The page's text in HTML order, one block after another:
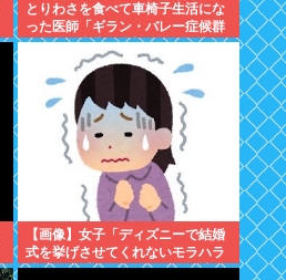
とりわさを食べて車椅子生活にな
った医師「ギラン・バレー症候群
になって本当に絶望。死んだ方が
良かったと思った」
【画像】女子「ディズニーで結婚
式を挙げさせてくれないモラハラ
彼氏。過呼吸になりました。涙が